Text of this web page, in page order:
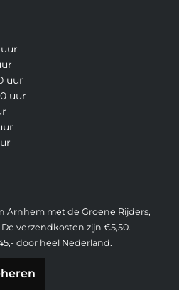
uur
uur
Arnhem met de Groene Rijders,
verzendkosten zijn €5,50.
door heel Nederland.